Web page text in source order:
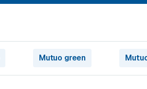
Mutuo green